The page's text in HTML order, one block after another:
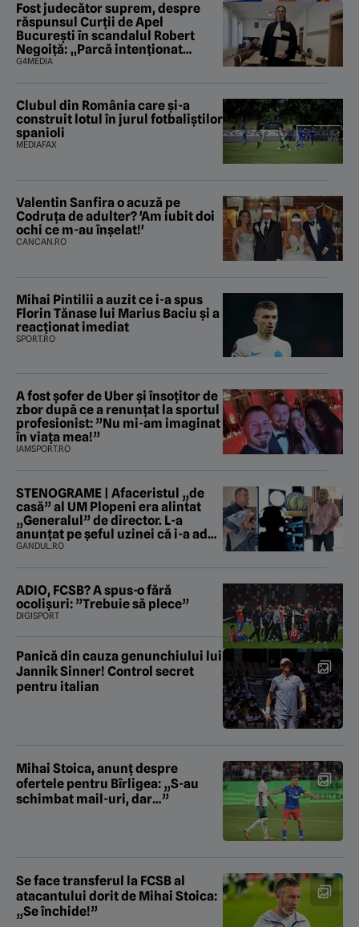
Fost judecător suprem, despre
răspunsul Curții de Apel
București în scandalul Robert
Negoiță: „Parcă intenționat
urmăresc să saboteze și ultima
G4MEDIA
Clubul din România care și-a
construit lotul în jurul fotbaliștilor
spanioli
MEDIAFAX
Valentin Sanfira o acuză pe
Codruța de adulter? 'Am iubit doi
ochi ce m-au înșelat!'
CANCAN.RO
Mihai Pintilii a auzit ce i-a spus
Florin Tănase lui Marius Baciu și a
reacționat imediat
SPORT.RO
A fost șofer de Uber și însoțitor de
zbor după ce a renunțat la sportul
profesionist: ”Nu mi-am imaginat
în viața mea!”
IAMSPORT.RO
STENOGRAME | Afaceristul „de
casă” al UM Plopeni era alintat
„Generalul” de director. L-a
anunțat pe șeful uzinei că i-a adus
„subțireanu, așa”
GANDUL.RO
ADIO, FCSB? A spus-o fără
ocolișuri: ”Trebuie să plece”
DIGISPORT
Panică din cauza genunchiului lui
Jannik Sinner! Control secret
pentru italian
Mihai Stoica, anunț despre
ofertele pentru Bîrligea: „S-au
schimbat mail-uri, dar…”
Se face transferul la FCSB al
atacantului dorit de Mihai Stoica:
„Se închide!”